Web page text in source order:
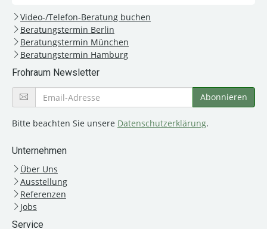
Video-/Telefon-Beratung buchen
Beratungstermin Berlin
Beratungstermin München
Beratungstermin Hamburg
Frohraum Newsletter
Bitte beachten Sie unsere Datenschutzerklärung.
Unternehmen
Über Uns
Ausstellung
Referenzen
Jobs
Service